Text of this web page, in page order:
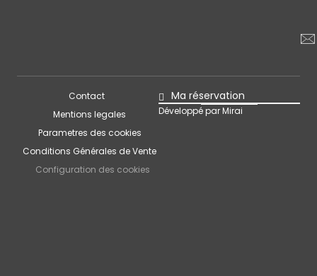
Contact
Mentions legales
Parametres des cookies
Conditions Générales de Vente
Configuration des cookies
Ma réservation
Développé parMirai